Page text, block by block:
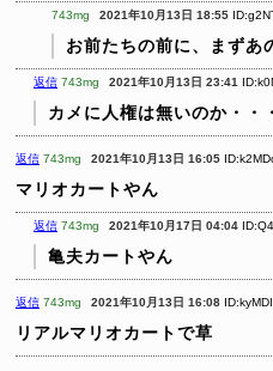
743mg 2021年10月13日 18:55
お前たちの前に、まずあ
返信 743mg 2021年10月13日 23:41
カメに人権は無いのか・・・
返信 743mg 2021年10月13日 16:05
マリオカートやん
返信 743mg 2021年10月17日 04:04
亀夫カートやん
返信 743mg 2021年10月13日 16:08
リアルマリオカートで草